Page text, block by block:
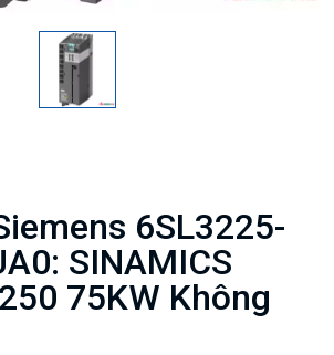
6SL3225-
SINAMICS
75KW Không